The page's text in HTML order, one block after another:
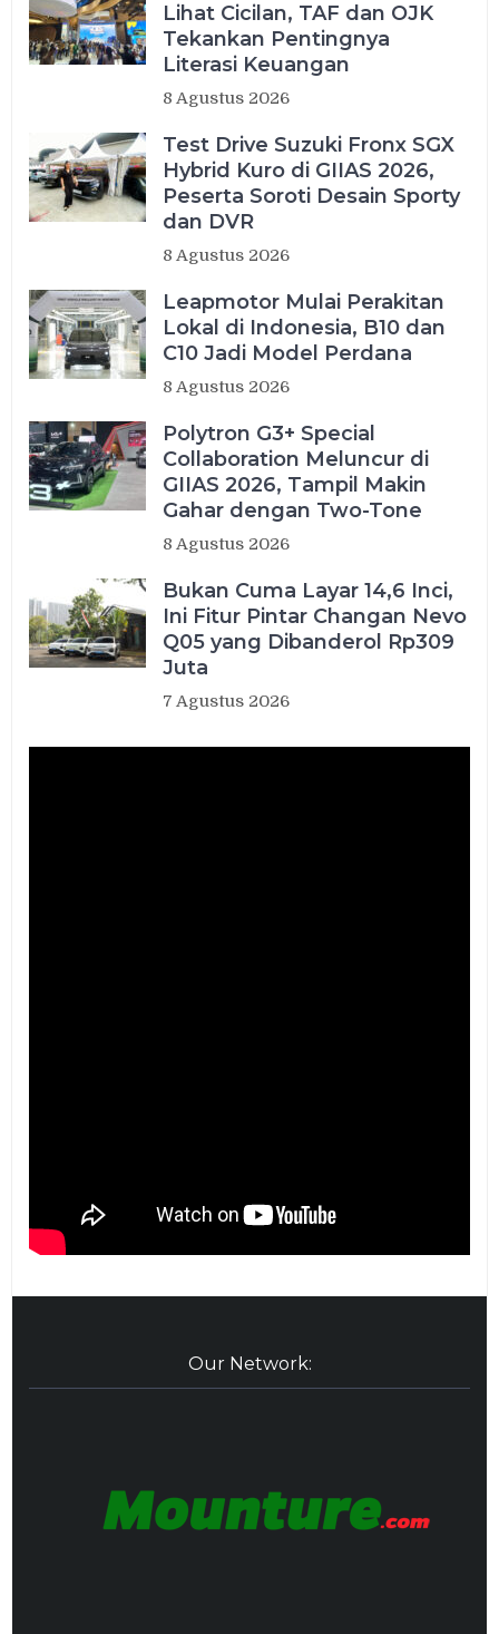
Lihat Cicilan, TAF dan OJK
Tekankan Pentingnya
Literasi Keuangan
8 Agustus 2026
Test Drive Suzuki Fronx SGX
Hybrid Kuro di GIIAS 2026,
Peserta Soroti Desain Sporty
dan DVR
8 Agustus 2026
Leapmotor Mulai Perakitan
Lokal di Indonesia, B10 dan
C10 Jadi Model Perdana
8 Agustus 2026
Polytron G3+ Special
Collaboration Meluncur di
GIIAS 2026, Tampil Makin
Gahar dengan Two-Tone
8 Agustus 2026
Bukan Cuma Layar 14,6 Inci,
Ini Fitur Pintar Changan Nevo
Q05 yang Dibanderol Rp309
Juta
7 Agustus 2026
Our Network: